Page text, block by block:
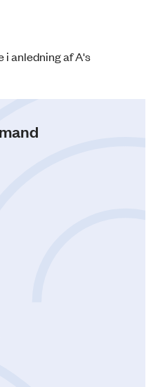
anledning af A's